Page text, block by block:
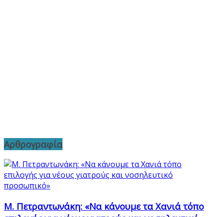
Αρθρογραφία
Μ. Πετραντωνάκη: «Να κάνουμε τα Χανιά τόπο